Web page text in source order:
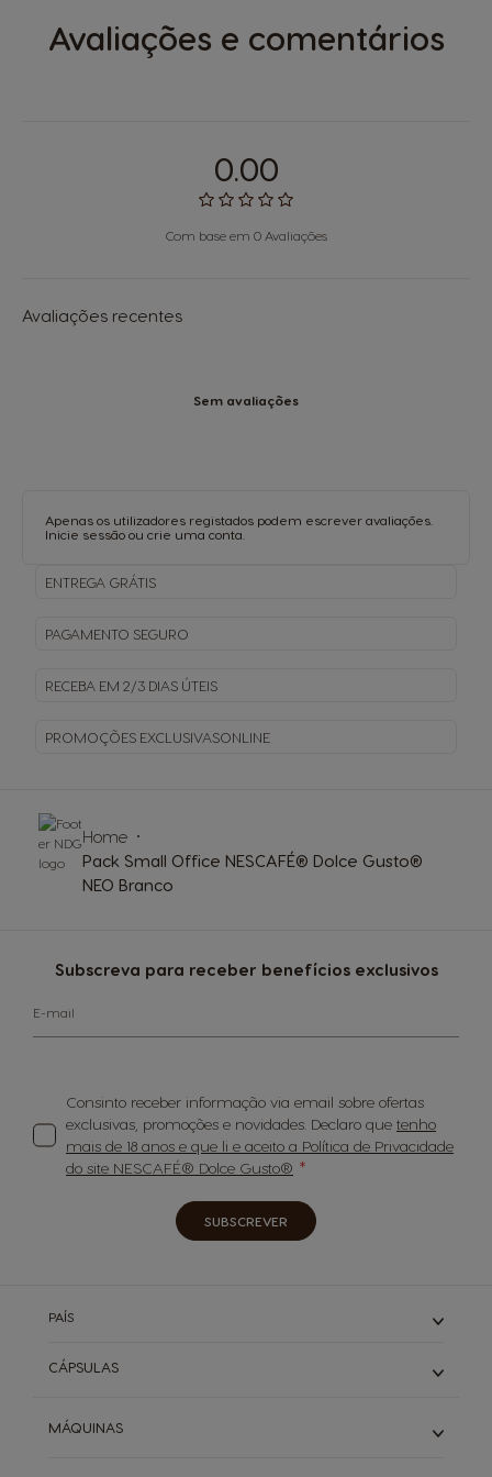
Avaliações e comentários
0.00
Com base em 0 Avaliações
Avaliações recentes
Sem avaliações
Apenas os utilizadores registados podem escrever avaliações.
Inicie sessão ou crie uma conta
ENTREGA GRÁTIS
PAGAMENTO SEGURO
RECEBA EM 2/3 DIAS ÚTEIS
PROMOÇÕES EXCLUSIVASONLINE
Subscreva para receber benefícios exclusivos
E-mail
Consinto receber informação via email sobre ofertas
exclusivas, promoções e novidades. Declaro que tenho
mais de 18 anos e que li e aceito a Política de Privacidade
do site NESCAFÉ® Dolce Gusto®
SUBSCREVER
Home
Pack Small Office NESCAFÉ® Dolce Gusto®
NEO Branco
PAÍS
CÁPSULAS
Cafés Longos
MÁQUINAS